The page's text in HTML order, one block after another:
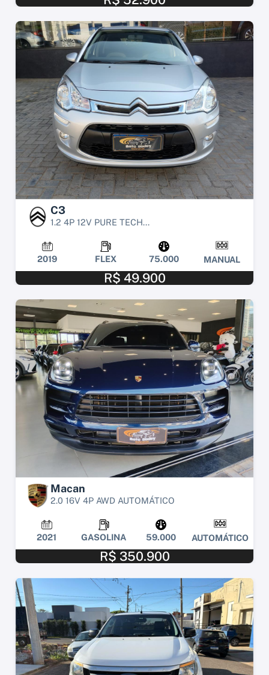
C3
1.2 4P 12V PURE TECH...
2019 FLEX 75.000 MANUAL
R$ 49.900
Macan
2.0 16V 4P AWD AUTOMÁTICO
2021 GASOLINA 59.000 AUTOMÁTICO
R$ 350.900